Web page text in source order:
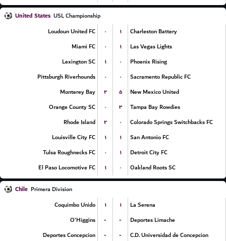
United States USL Championship
Loudoun United FC
۰ ۱
Charleston Battery
Miami FC
۰ ۱
Las Vegas Lights
Lexington SC
۱ ۰
Phoenix Rising
Pittsburgh Riverhounds
۰ ۰
Sacramento Republic FC
Monterey Bay
۲ ۵
New Mexico United
Orange County SC
۰ ۳
Tampa Bay Rowdies
Rhode Island
۲ ۰
Colorado Springs Switchbacks FC
Louisville City FC
۱ ۱
San Antonio FC
Tulsa Roughnecks FC
۰ ۱
Detroit City FC
El Paso Locomotive FC
۱ ۰ Oakland Roots SC
Chile Primera Division
Coquimbo Unido
۱ ۱
La Serena
O'Higgins
- -
Deportes Limache
Deportes Concepcion
- - C.D. Universidad de Concepcion